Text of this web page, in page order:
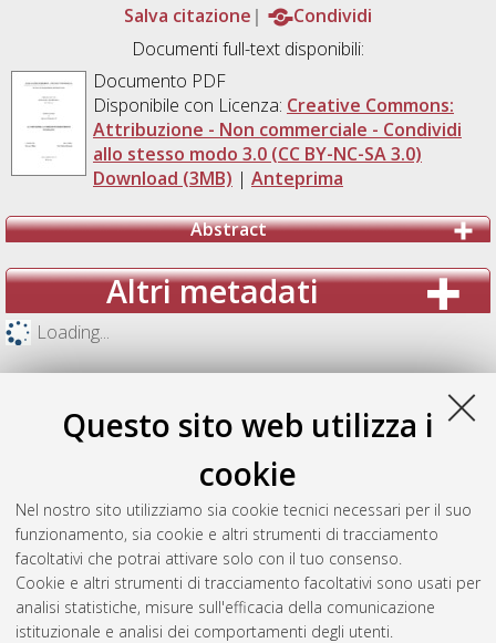
Questo sito web utilizza i
cookie
Nel nostro sito utilizziamo sia cookie tecnici necessari per il suo
funzionamento, sia cookie e altri strumenti di tracciamento
facoltativi che potrai attivare solo con il tuo consenso.
Cookie e altri strumenti di tracciamento facoltativi sono usati per
analisi statistiche, misure sull'efficacia della comunicazione
istituzionale e analisi dei comportamenti degli utenti.
Salva citazione
Condividi
Documenti full-text disponibili:
Documento PDF
Disponibile con Licenza: Creative Commons:
Attribuzione - Non commerciale - Condividi
allo stesso modo 3.0 (CC BY-NC-SA 3.0)
Download (3MB) | Anteprima
Abstract
Altri metadati
Loading...
Gestione del documento: